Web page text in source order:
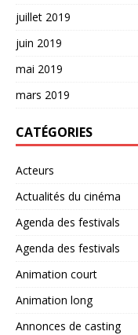
juillet 2019
juin 2019
mai 2019
mars 2019
CATÉGORIES
Acteurs
Actualités du cinéma
Agenda des festivals
Agenda des festivals
Animation court
Animation long
Annonces de casting